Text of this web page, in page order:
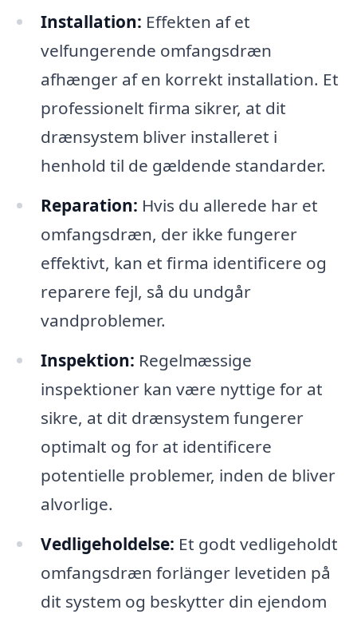
Installation: Effekten af et
velfungerende omfangsdræn
afhænger af en korrekt installation. Et
professionelt firma sikrer, at dit
drænsystem bliver installeret i
henhold til de gældende standarder.
Reparation: Hvis du allerede har et
omfangsdræn, der ikke fungerer
effektivt, kan et firma identificere og
reparere fejl, så du undgår
vandproblemer.
Inspektion: Regelmæssige
inspektioner kan være nyttige for at
sikre, at dit drænsystem fungerer
optimalt og for at identificere
potentielle problemer, inden de bliver
alvorlige.
Vedligeholdelse: Et godt vedligeholdt
omfangsdræn forlänger levetiden på
dit system og beskytter din ejendom